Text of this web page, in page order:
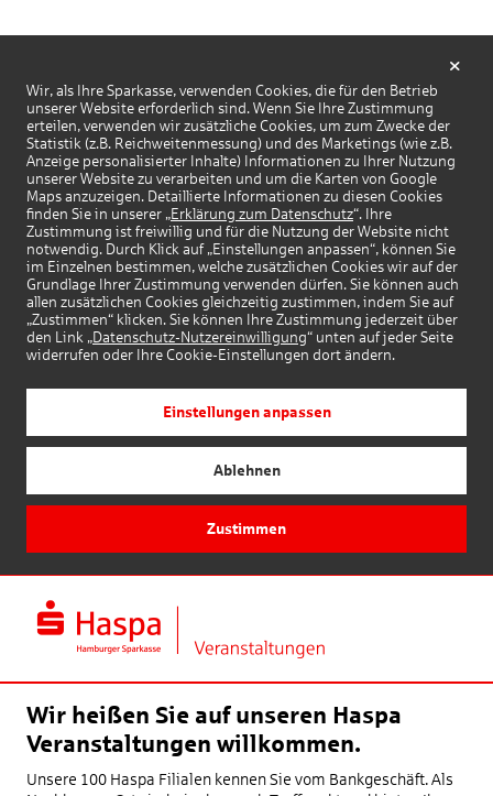
Wir, als Ihre Sparkasse, verwenden Cookies, die für den Betrieb
unserer Website erforderlich sind. Wenn Sie Ihre Zustimmung
erteilen, verwenden wir zusätzliche Cookies, um zum Zwecke der
Statistik (z.B. Reichweitenmessung) und des Marketings (wie z.B.
Anzeige personalisierter Inhalte) Informationen zu Ihrer Nutzung
unserer Website zu verarbeiten und um die Karten von Google
Maps anzuzeigen. Detaillierte Informationen zu diesen Cookies
finden Sie in unserer „Erklärung zum Datenschutz“. Ihre
Zustimmung ist freiwillig und für die Nutzung der Website nicht
notwendig. Durch Klick auf „Einstellungen anpassen“, können Sie
im Einzelnen bestimmen, welche zusätzlichen Cookies wir auf der
Grundlage Ihrer Zustimmung verwenden dürfen. Sie können auch
allen zusätzlichen Cookies gleichzeitig zustimmen, indem Sie auf
„Zustimmen“ klicken. Sie können Ihre Zustimmung jederzeit über
den Link „Datenschutz-Nutzereinwilligung“ unten auf jeder Seite
widerrufen oder Ihre Cookie-Einstellungen dort ändern.
Einstellungen anpassen
Ablehnen
Zustimmen
Wir heißen Sie auf unseren Haspa
Veranstaltungen willkommen.
Unsere 100 Haspa Filialen kennen Sie vom Bankgeschäft. Als